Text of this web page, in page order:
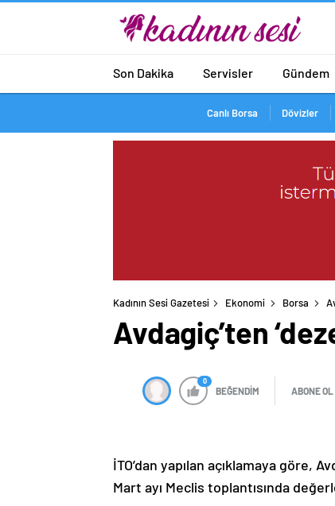
Son Dakika Servisler Gündem
Canlı Borsa Dövizler
Kadının Sesi Gazetesi Ekonomi Borsa
Avdagiç’ten
0
BEĞENDİM ABONE OL
İTO’dan yapılan açıklamaya göre,
Mart ayı Meclis toplantısında